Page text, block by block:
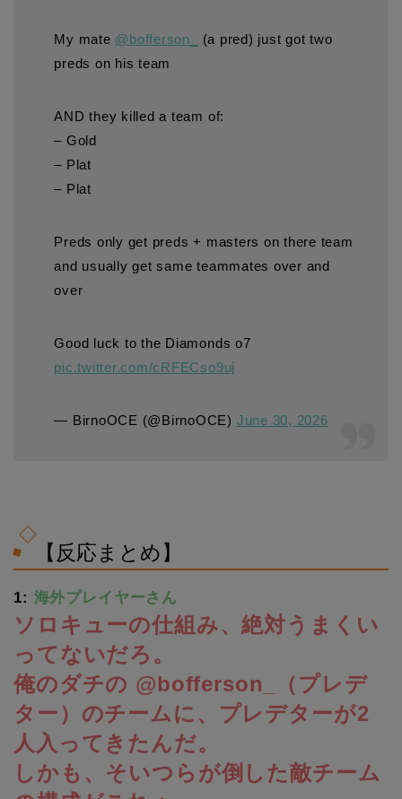
My mate @bofferson_
(a pred) just got two
preds on his team
AND they killed a team of:
– Gold
– Plat
– Plat
Preds only get preds + masters on there team
and usually get same teammates over and
over
Good luck to the Diamonds o7
pic.twitter.com/cRFECso9uj
— BirnoOCE (@BirnoOCE) June 30, 2026
【反応まとめ】
1: 海外プレイヤーさん
ソロキューの仕組み、絶対うまくい
ってないだろ。
俺のダチの @bofferson_（プレデ
ター）のチームに、プレデターが2
人入ってきたんだ。
しかも、そいつらが倒した敵チーム